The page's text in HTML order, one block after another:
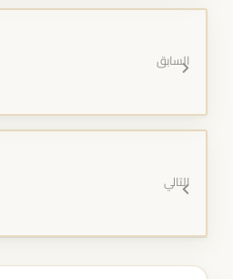
السابق
التالي